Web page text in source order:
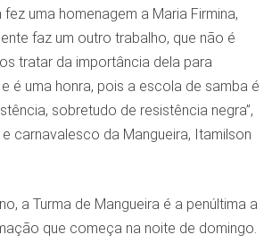
fez uma homenagem a Maria Firmina,
faz um outro trabalho, que não é
tratar da importância dela para
é uma honra, pois a escola de samba é
sobretudo de resistência negra”,
carnavalesco da Mangueira, Itamilson
a Turma de Mangueira é a penúltima a
que começa na noite de domingo.